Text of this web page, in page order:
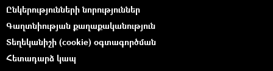
Ընկերությունների նորություններ
Գաղտնիության քաղաքականություն
Տեղեկանիշի (cookie) օգտագործման
Հետադարձ կապ